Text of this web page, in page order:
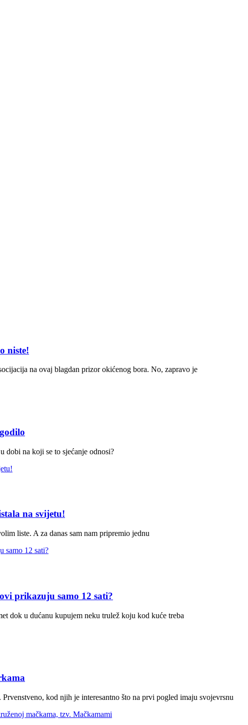
niste!
na ovaj blagdan prizor okićenog bora. No, zapravo je
dobi na koji se to sjećanje odnosi?
na svijetu!
liste. A za danas sam nam pripremio jednu
prikazuju samo 12 sati?
dok u dućanu kupujem neku trulež koju kod kuće treba
kod njih je interesantno što na prvi pogled imaju svojevrsnu